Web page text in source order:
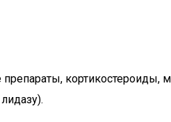
кортикостероиды,